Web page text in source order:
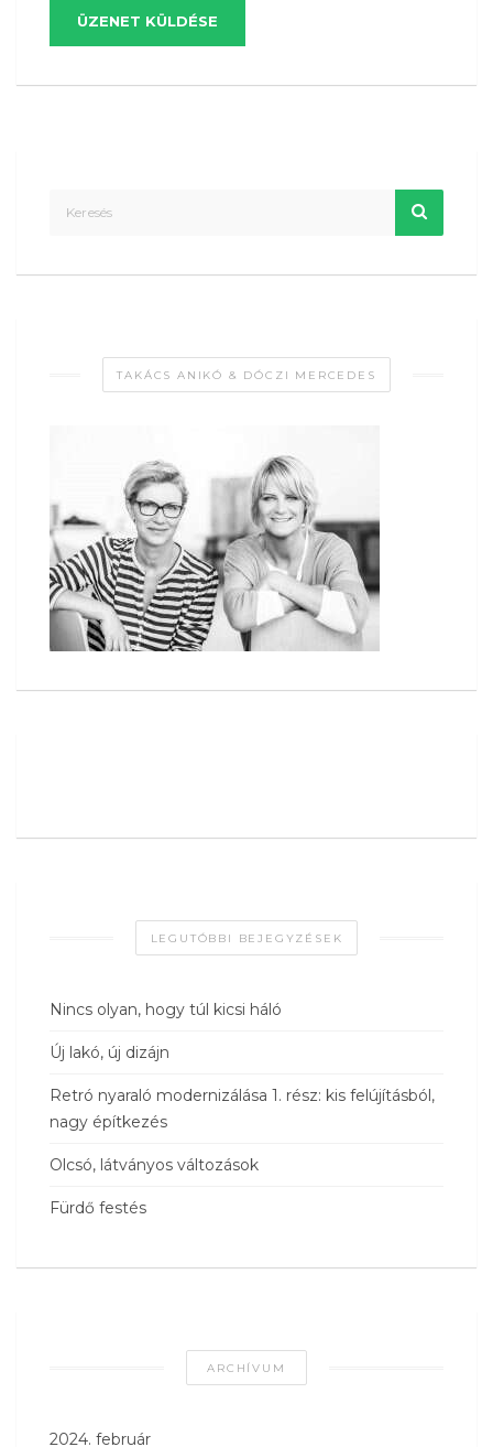
ÜZENET KÜLDÉSE
TAKÁCS ANIKÓ & DÓCZI MERCEDES
LEGUTÓBBI BEJEGYZÉSEK
Nincs olyan, hogy túl kicsi háló
Új lakó, új dizájn
Retró nyaraló modernizálása 1. rész: kis felújításból,
nagy építkezés
Olcsó, látványos változások
Fürdő festés
ARCHÍVUM
2024. február